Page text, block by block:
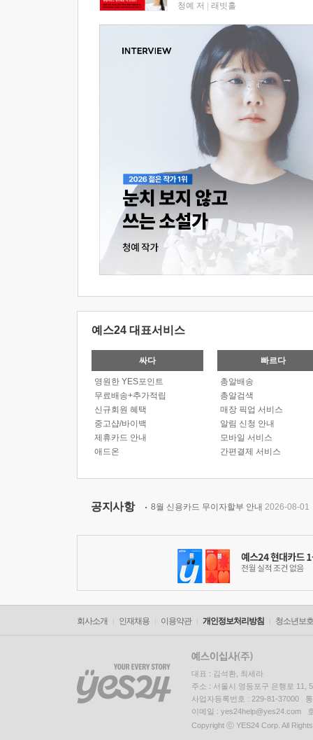
청예 저 래빗홀
예스24 대표서비스
싸다
영원한 YES포인트
무료배송+추가적립
신규회원 혜택
중고샵/바이백
제휴카드 안내
애드온
빠르다
총알배송
총알검색
매장 픽업 서비스
알림 신청 안내
모바일 서비스
간편결제 서비스
공지사항 8월 신용카드 무이자할부 안내 2026-08-01
회사소개 인재채용 이용약관 개인정보처리방침 청소년보
대표 : 김석환, 최세라
주소 : 서울시 영등포구 은행로 11,
사업자등록번호 : 229-81-37000
이메일 : yes24help@yes24.com
Copyright ⓒ YES24 Corp. All